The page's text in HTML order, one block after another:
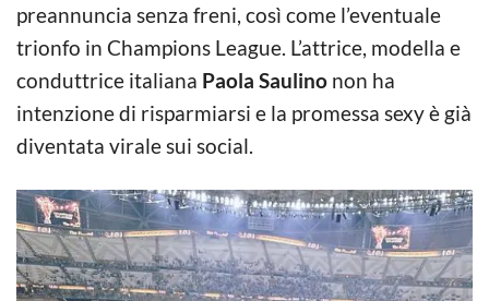
preannuncia senza freni, così come l’eventuale
trionfo in Champions League. L’attrice, modella e
conduttrice italiana Paola Saulino non ha
intenzione di risparmiarsi e la promessa sexy è già
diventata virale sui social.